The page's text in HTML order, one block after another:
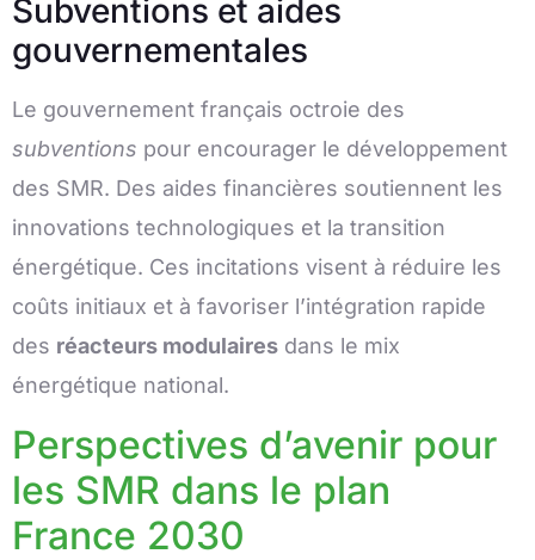
Subventions et aides
gouvernementales
Le gouvernement français octroie des
subventions pour encourager le développement
des SMR. Des aides financières soutiennent les
innovations technologiques et la transition
énergétique. Ces incitations visent à réduire les
coûts initiaux et à favoriser l’intégration rapide
des réacteurs modulaires dans le mix
énergétique national.
Perspectives d’avenir pour
les SMR dans le plan
France 2030